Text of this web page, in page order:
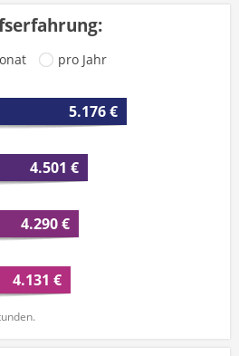
pro Jahr
5.176 €
4.501 €
4.290 €
4.131 €